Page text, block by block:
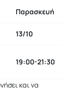
Παρασκευή
13/10
19:00-21:30
και να